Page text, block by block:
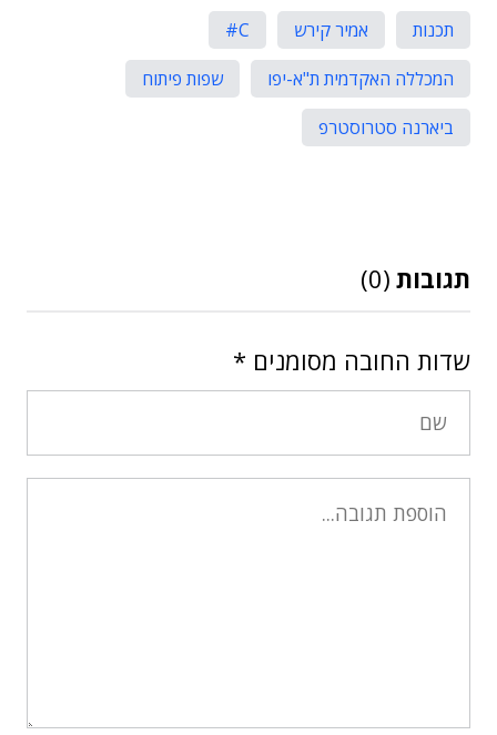
תכנות אמיר קירש
C#
המכללה האקדמית ת"א-יפו
שפות פיתוח
ביארנה סטרוסטרפ
תגובות (0)
שדות החובה מסומנים *